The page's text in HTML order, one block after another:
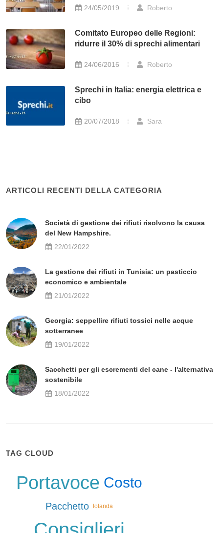
24/05/2019 Roberto
Comitato Europeo delle Regioni:
ridurre il 30% di sprechi alimentari
24/06/2016 Roberto
Sprechi in Italia: energia elettrica e
cibo
20/07/2018 Sara
ARTICOLI RECENTI DELLA CATEGORIA
Società di gestione dei rifiuti risolvono la causa
del New Hampshire.
22/01/2022
La gestione dei rifiuti in Tunisia: un pasticcio
economico e ambientale
21/01/2022
Georgia: seppellire rifiuti tossici nelle acque
sotterranee
19/01/2022
Sacchetti per gli escrementi del cane - l'alternativa
sostenibile
18/01/2022
TAG CLOUD
Portavoce Costo
Pacchetto Iolanda